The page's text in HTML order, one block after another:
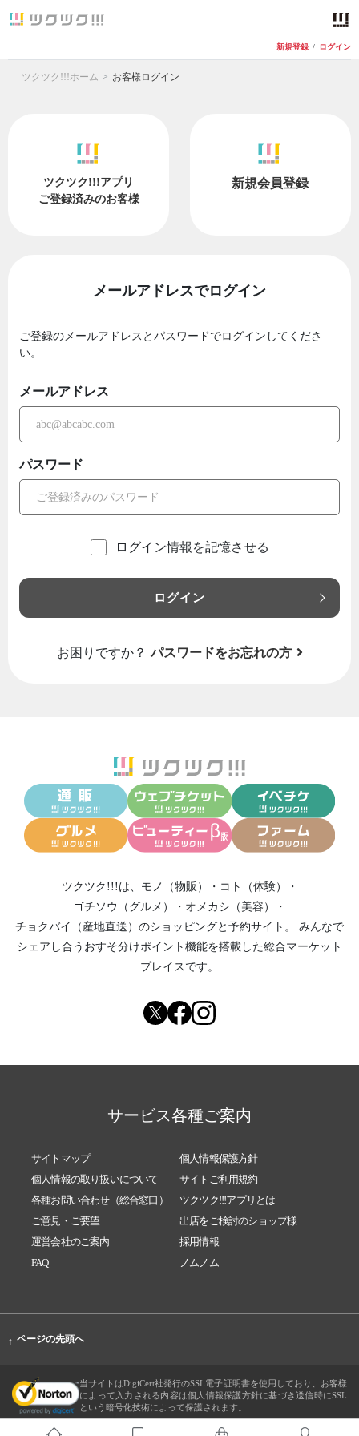
新規登録 / ログイン
ツクツク!!!ホーム お客様ログイン
ツクツク!!!アプリ
ご登録済みのお客様
新規会員登録
メールアドレスでログイン
ご登録のメールアドレスとパスワードでログインしてくださ
い。
メールアドレス
パスワード
ログイン情報を記憶させる
ログイン
お困りですか？ パスワードをお忘れの方
ツクツク!!!は、 モノ（物販） ・ コト（体験）
・
ゴチソウ（グルメ）
・ オメカシ（美容）
・
チョクバイ（産地直送） のショッピングと予約サイト。
みんなで
シェアし合う おすそ分けポイント機能を搭載した総合マーケット
プレイスです。
サービス各種ご案内
サイトマップ
個人情報保護方針
個人情報の取り扱いについて
サイトご利用規約
各種お問い合わせ（総合窓口）
ツクツク!!!アプリとは
ご意見・ご要望
出店をご検討のショップ様
運営会社のご案内
採用情報
FAQ
ノムノム
-
↑ ページの先頭へ
当サイトはDigiCert社発行のSSL電子証明書を使用しており、お客様
によって入力される内容は個人情報保護方針に基づき送信時にSSL
という暗号化技術によって保護されます。